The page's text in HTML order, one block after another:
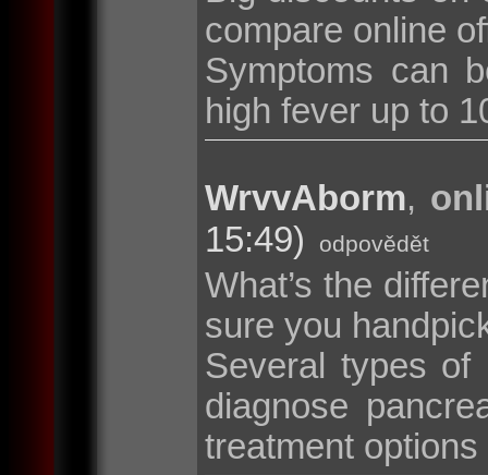
compare online
Symptoms can
high fever up to
WrvvAborm,
15:49)
odpovědět
What’s the
sure you
Several types
diagnose
treatment